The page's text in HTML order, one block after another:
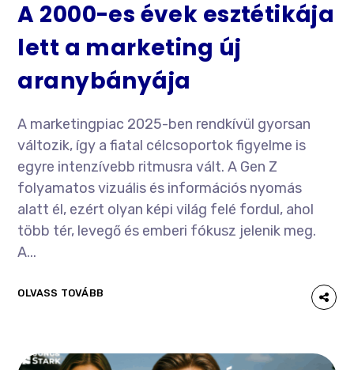
A 2000-es évek esztétikája
lett a marketing új
aranybányája
A marketingpiac 2025-ben rendkívül gyorsan
változik, így a fiatal célcsoportok figyelme is
egyre intenzívebb ritmusra vált. A Gen Z
folyamatos vizuális és információs nyomás
alatt él, ezért olyan képi világ felé fordul, ahol
több tér, levegő és emberi fókusz jelenik meg.
A...
OLVASS TOVÁBB